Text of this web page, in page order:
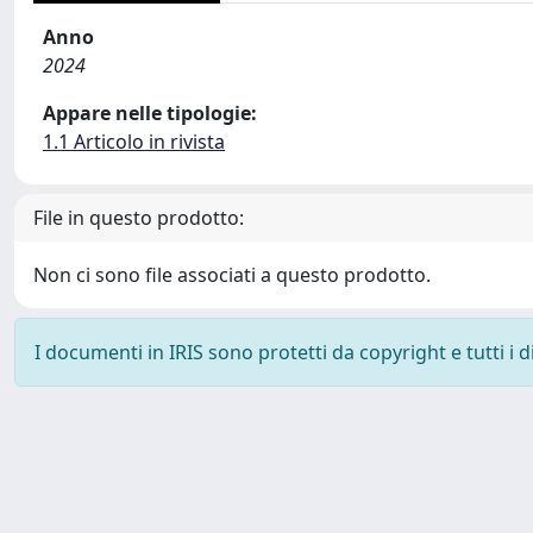
Anno
2024
Appare nelle tipologie:
1.1 Articolo in rivista
File in questo prodotto:
Non ci sono file associati a questo prodotto.
I documenti in IRIS sono protetti da copyright e tutti i